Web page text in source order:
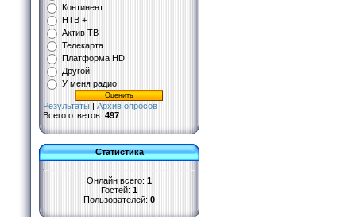
Континент
НТВ +
Актив ТВ
Телекарта
Платформа HD
Другой
У меня радио
Результаты | Архив опросов
Всего ответов: 497
Статистика
Онлайн всего: 1
Гостей: 1
Пользователей: 0